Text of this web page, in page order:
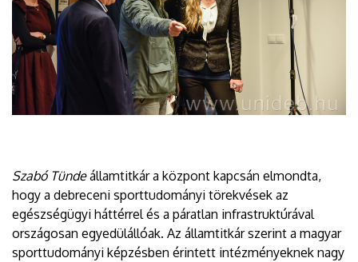
Szabó Tündeállamtitkár a központ kapcsán elmondta,
hogy a debreceni sporttudományi törekvések az
egészségügyi háttérrel és a páratlan infrastruktúrával
országosan egyedülállóak. Az államtitkár szerint a magyar
sporttudományi képzésben érintett intézményeknek nagy